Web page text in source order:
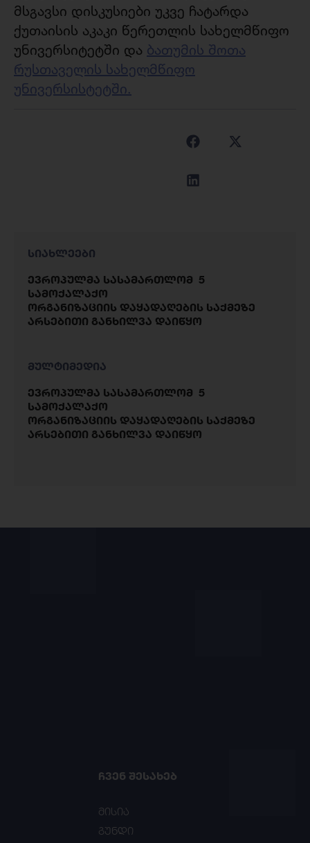
მსგავსი დისკუსიები უკვე ჩატარდა
ქუთაისის აკაკი წერეთლის სახელმწიფო
უნივერსიტეტში და ბათუმის შოთა
რუსთაველის სახელმწიფო
უნივერსისტეტში.
სიახლეები
ევროპულმა სასამართლომ 5
სამოქალაქო
ორგანიზაციის დაყადაღების საქმეზე
არსებითი განხილვა დაიწყო
მულტიმედია
ევროპულმა სასამართლომ 5
სამოქალაქო
ორგანიზაციის დაყადაღების საქმეზე
არსებითი განხილვა დაიწყო
ᲩᲕᲔᲜ ᲨᲔᲡᲐᲮᲔᲑ
მისია
გუნდი